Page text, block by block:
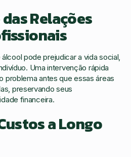
Relações
pode prejudicar a vida social,
Uma intervenção rápida
problema antes que essas áreas
preservando seus
financeira.
a Longo